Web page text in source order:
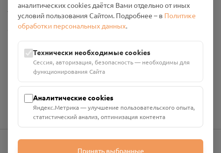
Настройки cookies
Общество с ограниченной ответственностью «Смоленский
Проект Помним»
ИНН: 6700029207 ОГРН: 1256700001986
Юридический адрес: 216790, Смоленская область, р-н
Руднянский, г. Рудня, улица Западная, д. 26А, пом. 18
Номер счёта: 40702810901130004287 в АО "АЛЬФА-БАНК"
аналитических cookies даётся Вами отдельно от иных
условий пользования Сайтом. Подробнее – в Политике
обработки персональных данных.
Технически необходимые cookies
Сессия, авторизация, безопасность — необходимы для
функционирования Сайта
Аналитические cookies
Яндекс.Метрика — улучшение пользовательского опыта,
статистический анализ, оптимизация контента
Принять выбранные